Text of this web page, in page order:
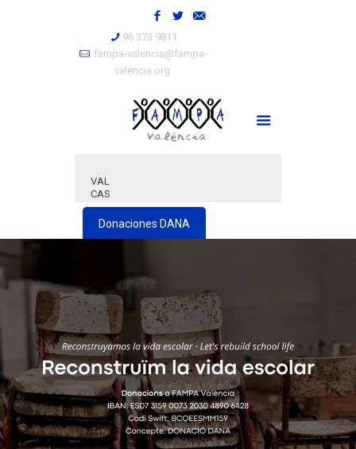
96 373 9811
fampa-valencia@fampa-
valencia.org
VAL
CAS
Donaciones DANA